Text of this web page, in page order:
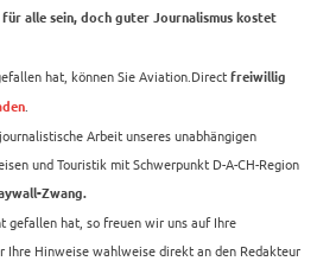
alle sein, doch guter Journalismus kostet
hat, können Sie Aviation.Direct freiwillig
Arbeit unseres unabhängigen
und Touristik mit Schwerpunkt D-A-CH-Region
Zwang.
gefallen hat, so freuen wir uns auf Ihre
Hinweise wahlweise direkt an den Redakteur